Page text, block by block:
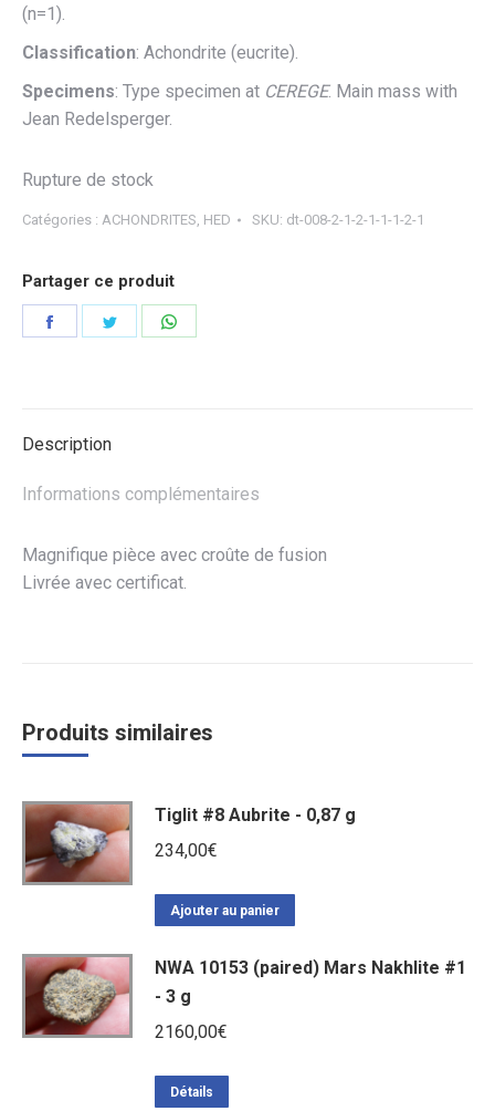
(n=1).
Classification: Achondrite (eucrite).
Specimens: Type specimen at CEREGE. Main mass with
Jean Redelsperger.
Rupture de stock
Catégories : ACHONDRITES HED SKU: dt-008-2-1-2-1-1-1-2-1
Partager ce produit
Partager Partager
Description
Informations complémentaires
Magnifique pièce avec croûte de fusion
Livrée avec certificat.
Produits similaires
Tiglit #8 Aubrite - 0,87 g
234,00€
Ajouter au panier
NWA 10153 (paired) Mars Nakhlite #1
- 3 g
2160,00€
Détails